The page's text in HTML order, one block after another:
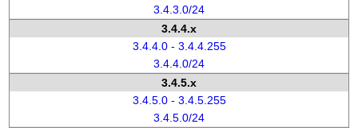
3.4.3.0/24
3.4.4.x
3.4.4.0 - 3.4.4.255
3.4.4.0/24
3.4.5.x
3.4.5.0 - 3.4.5.255
3.4.5.0/24